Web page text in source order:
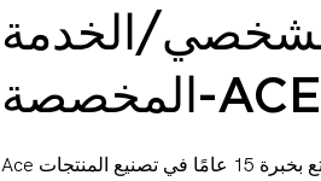
الخدمة
المخصصة-ACE
Ace هي شركة تصنيع منتجات قابلة للنفخ مخصصة تتمتع بخبرة 15 عامًا في تصنيع المنتجات